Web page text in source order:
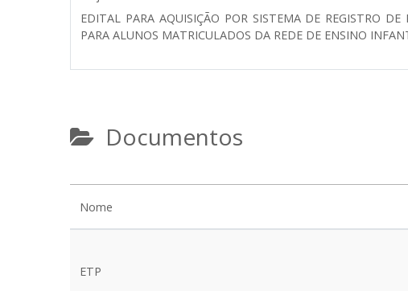
EDITAL PARA AQUISIÇÃO POR SISTEMA DE REGISTRO
PARA ALUNOS MATRICULADOS DA REDE DE ENSINO
Documentos
Nome
ETP